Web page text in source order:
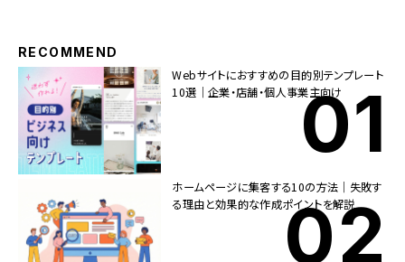
RECOMMEND
Webサイトにおすすめの目的別テンプレート
10選｜企業・店舗・個人事業主向け
ホームページに集客する10の方法｜失敗す
る理由と効果的な作成ポイントを解説